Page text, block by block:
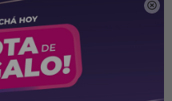

resultados profesionales y
uso.
con precisión
ofrece un rango de ajuste